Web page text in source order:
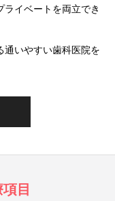
イベートを両立でき
通いやすい⻭科医院を
目